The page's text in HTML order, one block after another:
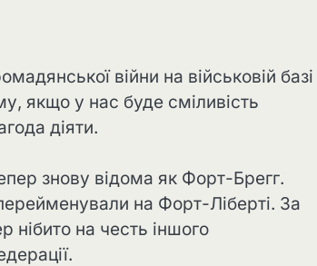
війни на військовій базі
якщо у нас буде сміливість
діяти.
знову відома як Форт-Брегг.
на Форт-Ліберті. За
нібито на честь іншого